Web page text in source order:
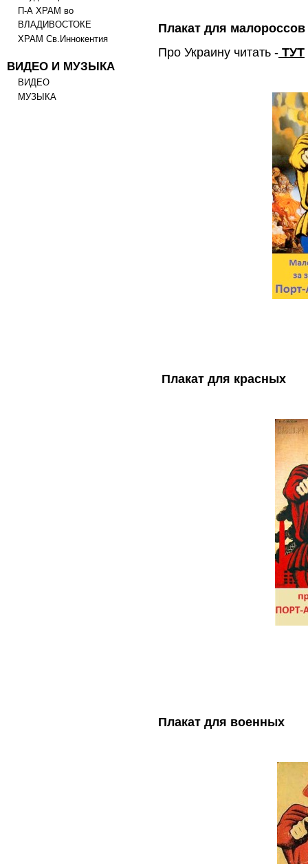
П-А ХРАМ во
ВЛАДИВОСТОКЕ
ХРАМ Св.Иннокентия
ВИДЕО И МУЗЫКА
ВИДЕО
МУЗЫКА
Плакат для малороссов
Про Украину читать - ТУТ
Плакат для красных
Плакат для военных